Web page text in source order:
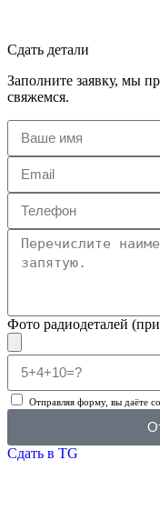
Сдать детали
Заполните заявку, мы
свяжемся.
Фото радиодеталей
Отправляя форму, вы даёте
Сдать в TG